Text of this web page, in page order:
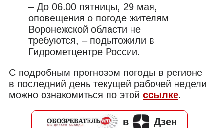
– До 06.00 пятницы, 29 мая,
оповещения о погоде жителям
Воронежской области не
требуются, – подытожили в
Гидрометцентре России.
С подробным прогнозом погоды в регионе
в последний день текущей рабочей недели
можно ознакомиться по этой ссылке.
в Дзен